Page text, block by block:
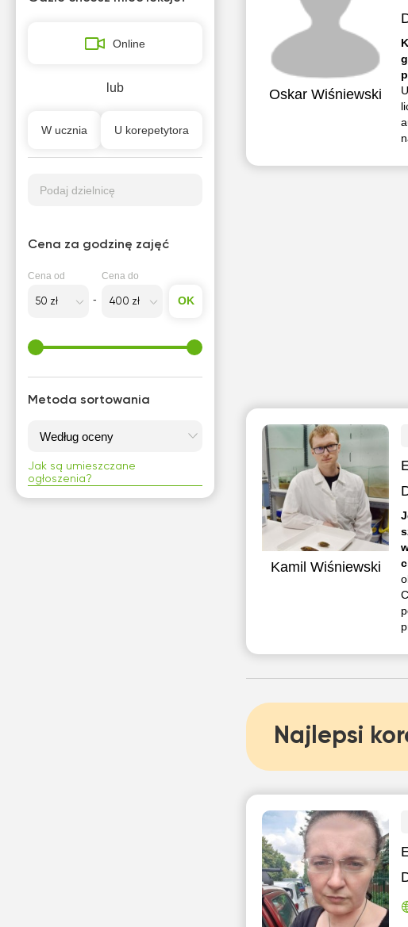
Oskar Wiśniewski
Kamil Wiśniewski
Najlepsi
Szkola średnia (profil
Online
lub
W ucznia U korepetytora
Podaj dzielnicę
Cena za godzinę zajęć
Cena od Cena do
OK
Metoda sortowania
Jak są umieszczane
ogłoszenia?